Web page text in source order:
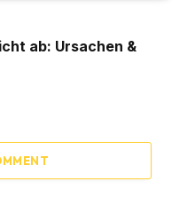
ab: Ursachen &